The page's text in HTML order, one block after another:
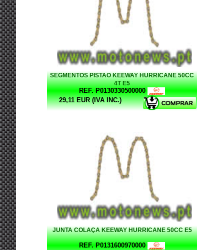
SEGMENTOS PISTAO KEEWAY HURRICANE 50CC
4T E5
REF. P0130330500000
29,11 EUR (IVA INC.)
JUNTA COLAÇA KEEWAY HURRICANE 50CC E5
REF. P0131600970000